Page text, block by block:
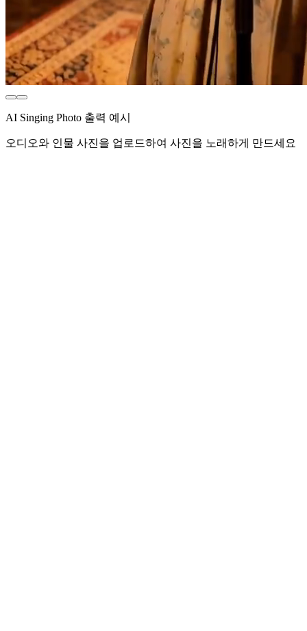
AI Singing Photo 출력 예시
오디오와 인물 사진을 업로드하여 사진을 노래하게 만드세요